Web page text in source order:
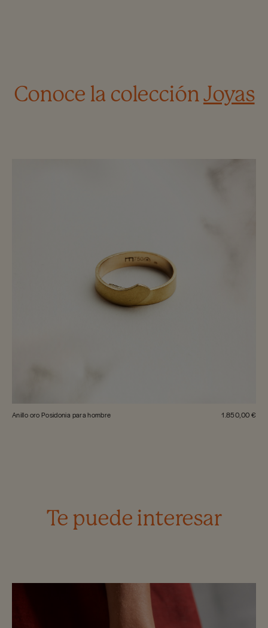
Conoce la colección Joyas
Anillo oro Posidonia para hombre 1.850,00 €
Te puede interesar